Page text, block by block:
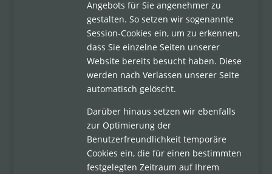
Angebots für Sie angenehmer zu
gestalten. So setzen wir sogenannte
Session-Cookies ein, um zu erkennen,
dass Sie einzelne Seiten unserer
Website bereits besucht haben. Diese
werden nach Verlassen unserer Seite
automatisch gelöscht.
Darüber hinaus setzen wir ebenfalls
zur Optimierung der
Benutzerfreundlichkeit temporäre
Cookies ein, die für einen bestimmten
festgelegten Zeitraum auf Ihrem